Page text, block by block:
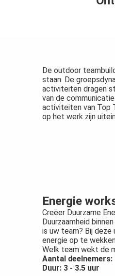
De outdoor
staan. De
activiteiten dragen
van de
activiteiten van Top
op het werk zijn
Energie
Creëer Duurzame
Duurzaamheid
is uw team? Bij
energie op te
Welk team wekt de
Aantal deelnemers:
Duur: 3 - 3.5 uur